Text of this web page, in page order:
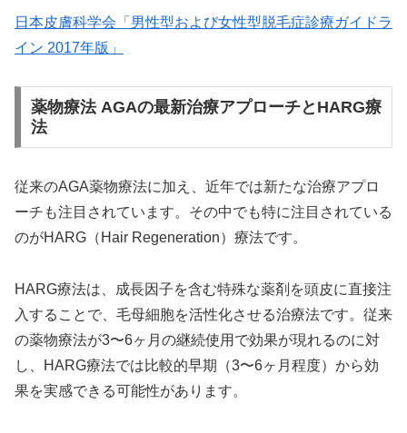
日本皮膚科学会「男性型および女性型脱毛症診療ガイドラ
イン 2017年版」
薬物療法 AGAの最新治療アプローチとHARG療
法
従来のAGA薬物療法に加え、近年では新たな治療アプロ
ーチも注目されています。その中でも特に注目されている
のがHARG（Hair Regeneration）療法です。
HARG療法は、成長因子を含む特殊な薬剤を頭皮に直接注
入することで、毛母細胞を活性化させる治療法です。従来
の薬物療法が3〜6ヶ月の継続使用で効果が現れるのに対
し、HARG療法では比較的早期（3〜6ヶ月程度）から効
果を実感できる可能性があります。